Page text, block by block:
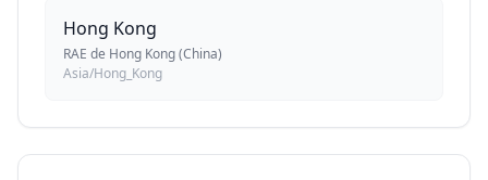
Hong Kong
RAE de Hong Kong (China)
Asia/Hong_Kong